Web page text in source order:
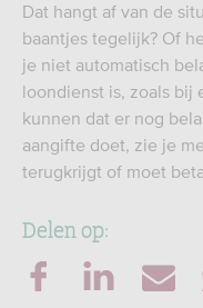
Dat hangt af van de
baantjes tegelijk? Of
je niet automatisch
loondienst is, zoals bij
kunnen dat er nog
aangifte doet, zie je
terugkrijgt of moet
Delen op: